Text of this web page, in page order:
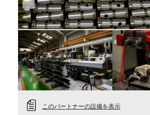
Previous
このパートナーの設備を表示